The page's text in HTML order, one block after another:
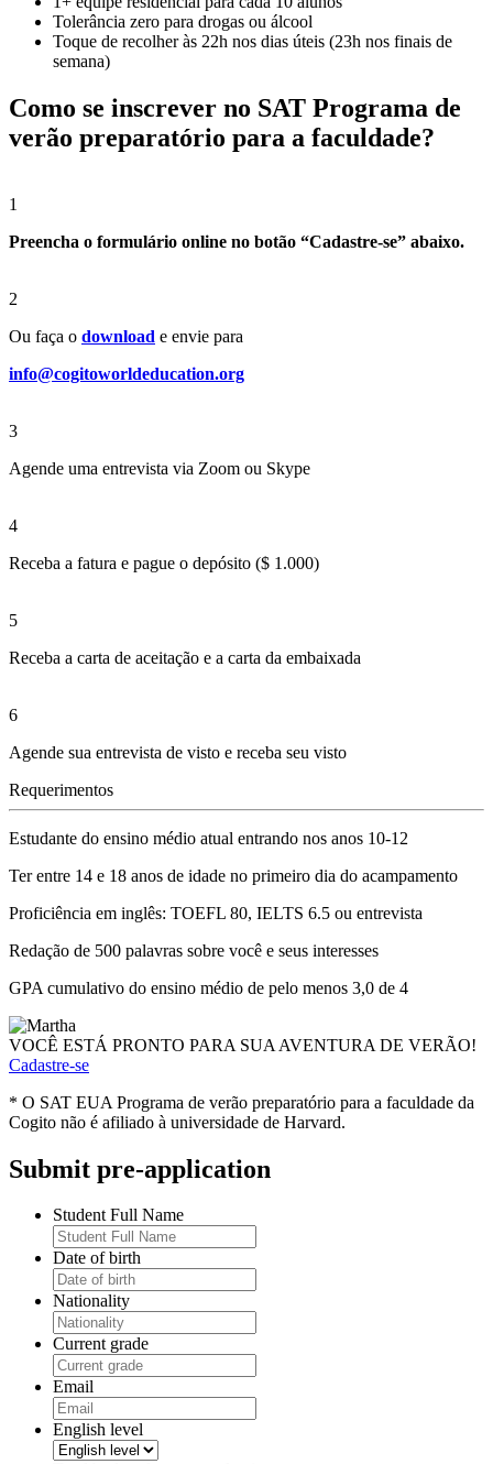
Tolerância zero para drogas ou álcool
Toque de recolher às 22h nos dias úteis (23h nos finais de
semana)
Como se inscrever no SAT Programa de
verão preparatório para a faculdade?
1
Preencha o formulário online no botão “Cadastre-se” abaixo.
2
Ou faça o download e envie para
info@cogitoworldeducation.org
3
Agende uma entrevista via Zoom ou Skype
4
Receba a fatura e pague o depósito ($ 1.000)
5
Receba a carta de aceitação e a carta da embaixada
6
Agende sua entrevista de visto e receba seu visto
Requerimentos
Estudante do ensino médio atual entrando nos anos 10-12
Ter entre 14 e 18 anos de idade no primeiro dia do acampamento
Proficiência em inglês: TOEFL 80, IELTS 6.5 ou entrevista
Redação de 500 palavras sobre você e seus interesses
GPA cumulativo do ensino médio de pelo menos 3,0 de 4
VOCÊ ESTÁ PRONTO PARA SUA AVENTURA DE VERÃO!
Cadastre-se
* O SAT EUA Programa de verão preparatório para a faculdade da
Cogito não é afiliado à universidade de Harvard.
Submit pre-application
Student Full Name
Date of birth
Nationality
Current grade
Email
English level